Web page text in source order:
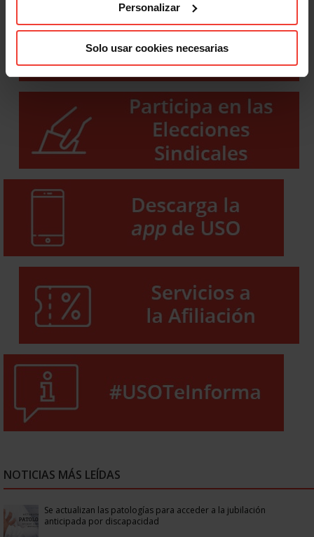
Personalizar
Solo usar cookies necesarias
NOTICIAS MÁS LEÍDAS
Se actualizan las patologías para acceder a la jubilación
anticipada por discapacidad